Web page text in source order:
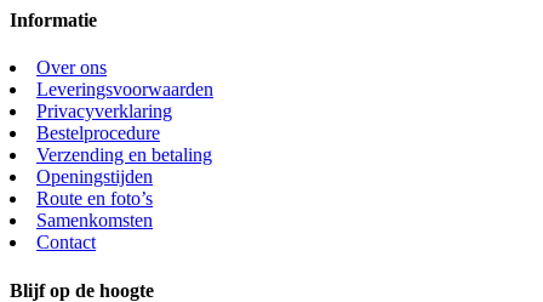
Informatie
Over ons
Leveringsvoorwaarden
Privacyverklaring
Bestelprocedure
Verzending en betaling
Openingstijden
Route en foto’s
Samenkomsten
Contact
Blijf op de hoogte